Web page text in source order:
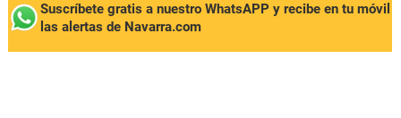
Suscríbete gratis a nuestro WhatsAPP y recibe en tu móvil
las alertas de Navarra.com